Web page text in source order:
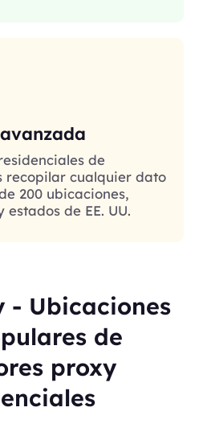
de
recopilar cualquier dato
200 ubicaciones,
de EE. UU.
- Ubicaciones
de
proxy